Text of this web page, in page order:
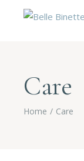
Care
Home Care